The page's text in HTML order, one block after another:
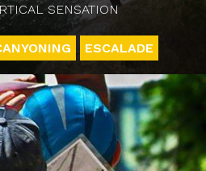
SENSATION
ESCALADE